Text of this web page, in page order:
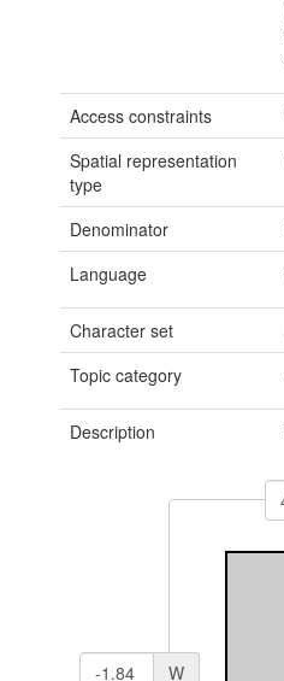
Access constraints
Spatial representation
type
Denominator
Language
Character set
Topic category
Description
W